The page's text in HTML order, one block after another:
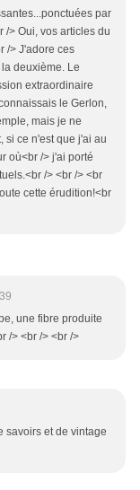
par
/> Oui, vos articles du
/> J'adore ces
deuxième. Le
extraordinaire
le Gerlon,
mais je ne
si ce n'est que j'ai au
où<br /> j'ai porté
/> <br /> <br
cette érudition!<br
une fibre produite
/> <br /> <br />
savoirs et de vintage